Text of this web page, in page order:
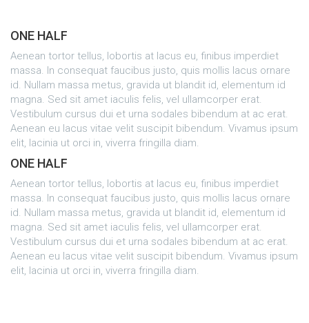
ONE HALF
Aenean tortor tellus, lobortis at lacus eu, finibus imperdiet
massa. In consequat faucibus justo, quis mollis lacus ornare
id. Nullam massa metus, gravida ut blandit id, elementum id
magna. Sed sit amet iaculis felis, vel ullamcorper erat.
Vestibulum cursus dui et urna sodales bibendum at ac erat.
Aenean eu lacus vitae velit suscipit bibendum. Vivamus ipsum
elit, lacinia ut orci in, viverra fringilla diam.
ONE HALF
Aenean tortor tellus, lobortis at lacus eu, finibus imperdiet
massa. In consequat faucibus justo, quis mollis lacus ornare
id. Nullam massa metus, gravida ut blandit id, elementum id
magna. Sed sit amet iaculis felis, vel ullamcorper erat.
Vestibulum cursus dui et urna sodales bibendum at ac erat.
Aenean eu lacus vitae velit suscipit bibendum. Vivamus ipsum
elit, lacinia ut orci in, viverra fringilla diam.